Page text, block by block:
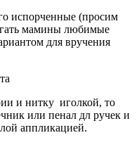
испорченные (просим
мамины любимые
для вручения
и нитку иголкой, то
или пенал дл ручек и
аппликацией.